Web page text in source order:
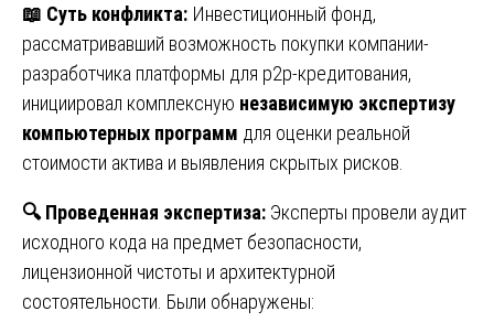
📖 Суть конфликта: Инвестиционный фонд,
рассматривавший возможность покупки компании-
разработчика платформы для p2p-кредитования,
инициировал комплексную независимую экспертизу
компьютерных программ для оценки реальной
стоимости актива и выявления скрытых рисков.
🔍Проведенная экспертиза: Эксперты провели аудит
исходного кода на предмет безопасности,
лицензионной чистоты и архитектурной
состоятельности. Были обнаружены: